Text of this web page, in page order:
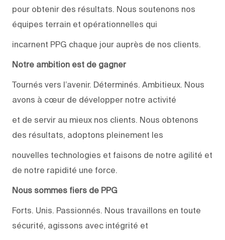
pour obtenir des résultats. Nous soutenons nos
équipes terrain et opérationnelles qui
incarnent PPG chaque jour auprès de nos clients.
Notre ambition est de gagner
Tournés vers l’avenir. Déterminés. Ambitieux. Nous
avons à cœur de développer notre activité
et de servir au mieux nos clients. Nous obtenons
des résultats, adoptons pleinement les
nouvelles technologies et faisons de notre agilité et
de notre rapidité une force.
Nous sommes fiers de PPG
Forts. Unis. Passionnés. Nous travaillons en toute
sécurité, agissons avec intégrité et